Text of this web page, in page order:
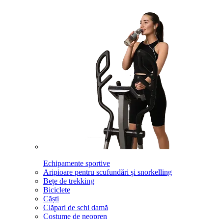
Echipamente sportive
Aripioare pentru scufundări și snorkelling
Bețe de trekking
Biciclete
Căști
Clăpari de schi damă
Costume de neopren